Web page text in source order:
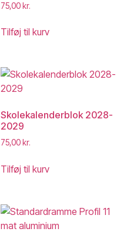
75,00kr.
Tilføj til kurv
Skolekalenderblok 2028-
2029
75,00 kr.
Tilføj til kurv